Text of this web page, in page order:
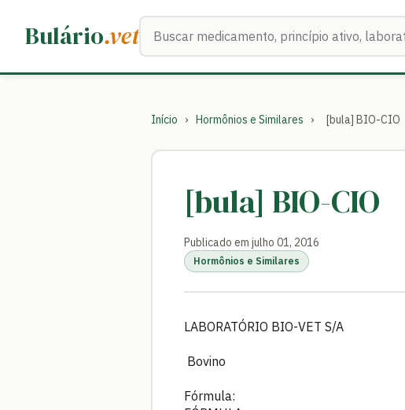
Bulário.vetBuscar medicamentos
Início › Hormônios e Similares › [bula] BIO-CIO
[bula] BIO-CIO
Publicado em julho 01, 2016
Hormônios e Similares
LABORATÓRIO BIO-VET S/A
Bovino
Fórmula: